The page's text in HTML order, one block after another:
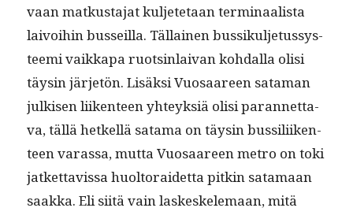
vaan matkus­ta­jat kul­jete­taan ter­mi­naal­ista
laivoihin bus­seil­la. Täl­lainen bus­sikul­je­tussys­
tee­mi vaikka­pa ruotsin­laivan kohdal­la olisi
täysin jär­jetön. Lisäk­si Vuosaa­reen sata­man
julkisen liiken­teen yhteyk­siä olisi paran­net­ta­
va, täl­lä het­kel­lä sata­ma on täysin bus­sili­iken­
teen varas­sa, mut­ta Vuosaa­reen metro on toki
jatket­tavis­sa huoltoraidet­ta pitkin sata­maan
saak­ka. Eli siitä vain laskeskele­maan, mitä